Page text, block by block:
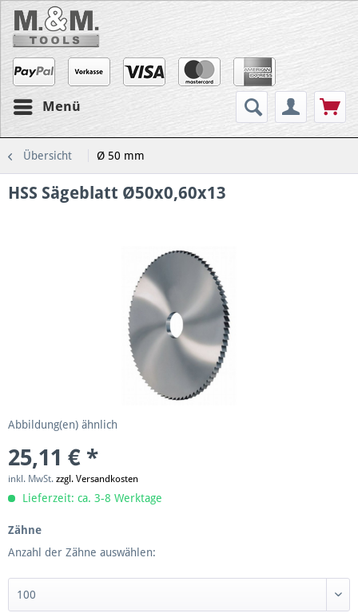
Menü
Übersicht Ø 50 mm
HSS Sägeblatt Ø50x0,60x13
Abbildung(en) ähnlich
25,11 € *
inkl. MwSt. zzgl. Versandkosten
Lieferzeit: ca. 3-8 Werktage
Zähne
Anzahl der Zähne auswählen: